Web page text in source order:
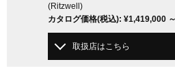
(Ritzwell)
カタログ価格(税込): ¥1,419,000 ～
取扱店はこちら